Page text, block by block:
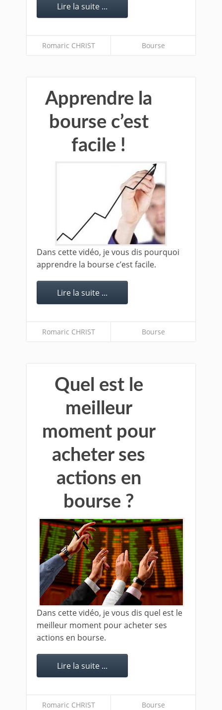
Lire la suite ...
Romaric CHRIST Bourse
Apprendre la
bourse c’est
facile !
Dans cette vidéo, je vous dis pourquoi
apprendre la bourse c’est facile.
Lire la suite ...
Romaric CHRIST Bourse
Quel est le
meilleur
moment pour
acheter ses
actions en
bourse ?
Dans cette vidéo, je vous dis quel est le
meilleur moment pour acheter ses
actions en bourse.
Lire la suite ...
Romaric CHRIST Bourse